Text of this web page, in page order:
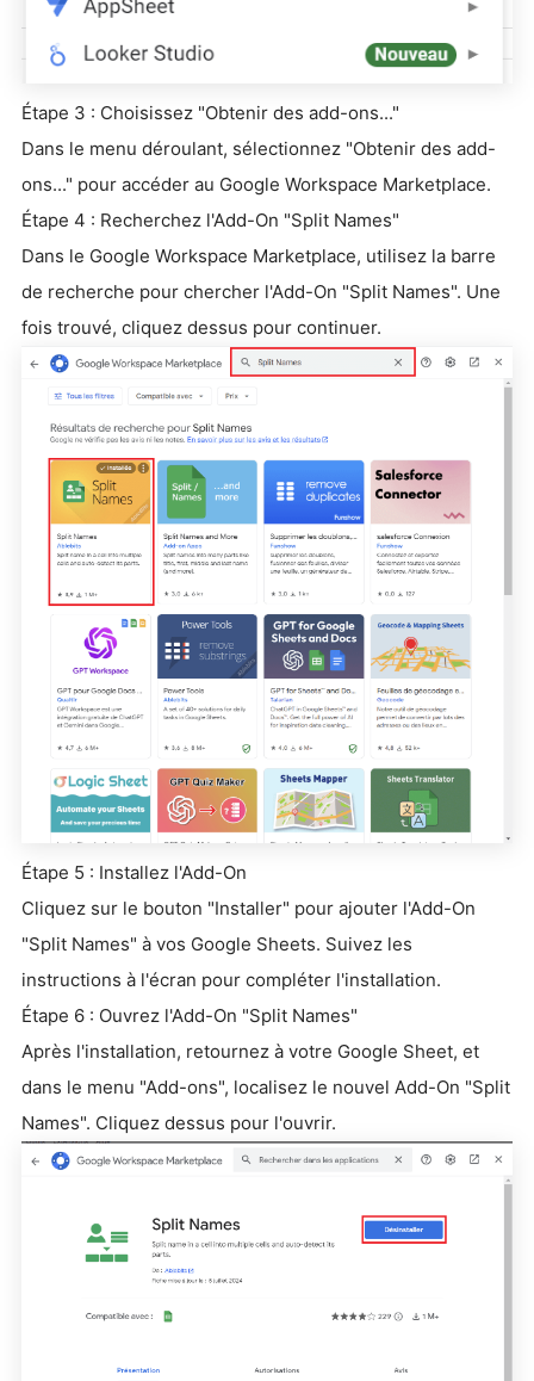
Étape 3 : Choisissez "Obtenir des add-ons..."
Dans le menu déroulant, sélectionnez "Obtenir des add-
ons..." pour accéder au Google Workspace Marketplace.
Étape 4 : Recherchez l'Add-On "Split Names"
Dans le Google Workspace Marketplace, utilisez la barre
de recherche pour chercher l'Add-On "Split Names". Une
fois trouvé, cliquez dessus pour continuer.
Étape 5 : Installez l'Add-On
Cliquez sur le bouton "Installer" pour ajouter l'Add-On
"Split Names" à vos Google Sheets. Suivez les
instructions à l'écran pour compléter l'installation.
Étape 6 : Ouvrez l'Add-On "Split Names"
Après l'installation, retournez à votre Google Sheet, et
dans le menu "Add-ons", localisez le nouvel Add-On "Split
Names". Cliquez dessus pour l'ouvrir.